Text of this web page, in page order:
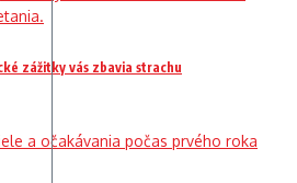
zážitky vás zbavia strachu